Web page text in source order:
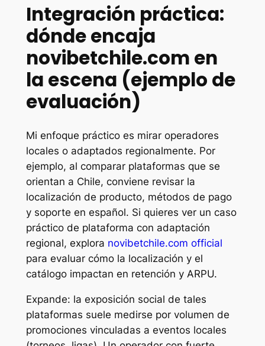
Integración práctica:
dónde encaja
novibetchile.com en
la escena (ejemplo de
evaluación)
Mi enfoque práctico es mirar operadores
locales o adaptados regionalmente. Por
ejemplo, al comparar plataformas que se
orientan a Chile, conviene revisar la
localización de producto, métodos de pago
y soporte en español. Si quieres ver un caso
práctico de plataforma con adaptación
regional, explora novibetchile.com official
para evaluar cómo la localización y el
catálogo impactan en retención y ARPU.
Expande: la exposición social de tales
plataformas suele medirse por volumen de
promociones vinculadas a eventos locales